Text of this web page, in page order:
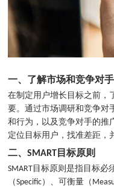
一、了解市场和竞争对手
在制定用户增长目标之前，
要。通过市场调研和竞争对
和行为，以及竞争对手的推
定位目标用户，找准差距，
二、SMART目标原则
SMART目标原则是指目标
（Specific）、可衡量（